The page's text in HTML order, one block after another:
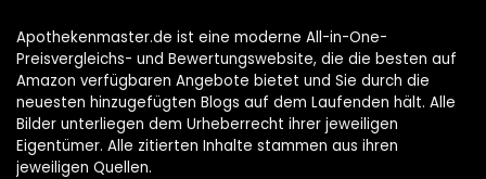
Apothekenmaster.de ist eine moderne All-in-One-
Preisvergleichs- und Bewertungswebsite, die die besten auf
Amazon verfügbaren Angebote bietet und Sie durch die
neuesten hinzugefügten Blogs auf dem Laufenden hält. Alle
Bilder unterliegen dem Urheberrecht ihrer jeweiligen
Eigentümer. Alle zitierten Inhalte stammen aus ihren
jeweiligen Quellen.